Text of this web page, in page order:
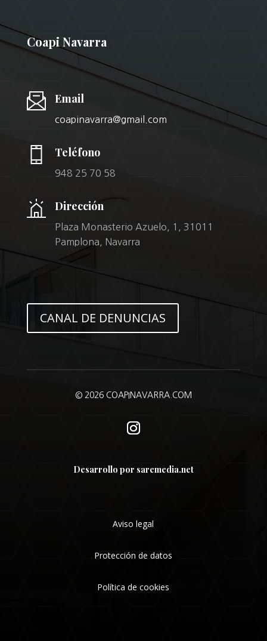
Coapi Navarra
Email
coapinavarra@gmail.com
Teléfono
948 25 70 58
Dirección
Plaza Monasterio Azuelo, 1, 31011
Pamplona, Navarra
CANAL DE DENUNCIAS
© 2026 COAPINAVARRA.COM
Desarrollo por saremedia.net
Aviso legal
Protección de datos
Política de cookies